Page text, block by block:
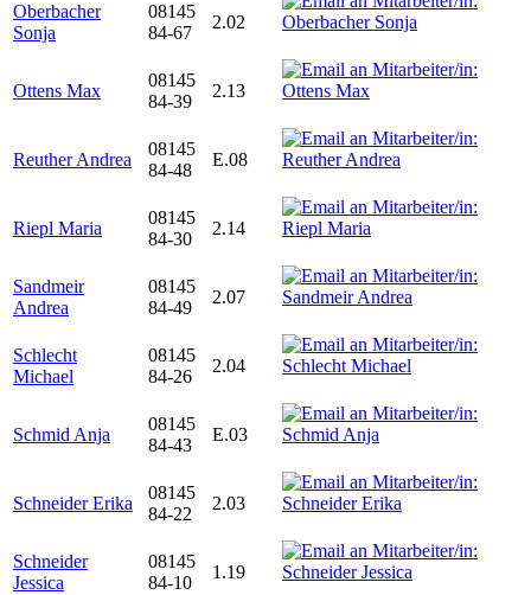
Oberbacher
Sonja
08145
84-67
2.02
Ottens Max
08145
84-39
2.13
Reuther Andrea
08145
84-48
E.08
Riepl Maria
08145
84-30
2.14
Sandmeir
Andrea
08145
84-49
2.07
Schlecht
Michael
08145
84-26
2.04
Schmid Anja
08145
84-43
E.03
Schneider Erika
08145
84-22
2.03
Schneider
Jessica
08145
84-10
1.19